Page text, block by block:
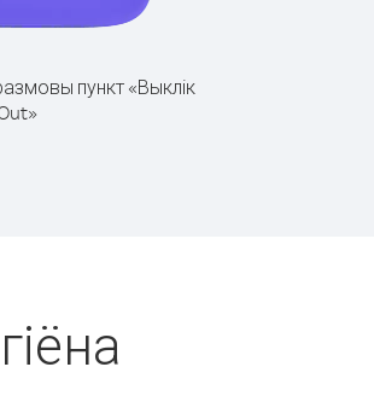
пункт «Выклік